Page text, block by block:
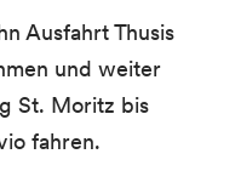
Ausfahrt Thusis
und weiter
St. Moritz bis
fahren.